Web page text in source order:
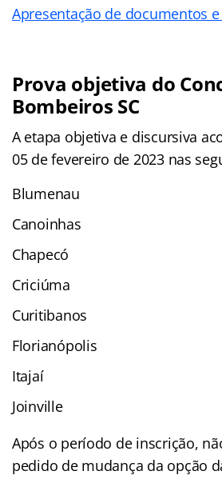
Apresentação de documentos
Prova objetiva do
Bombeiros SC
A etapa objetiva e discursiva
05 de fevereiro de 2023 nas
Blumenau
Canoinhas
Chapecó
Criciúma
Curitibanos
Florianópolis
Itajaí
Joinville
Após o período de inscrição,
pedido de mudança da opção